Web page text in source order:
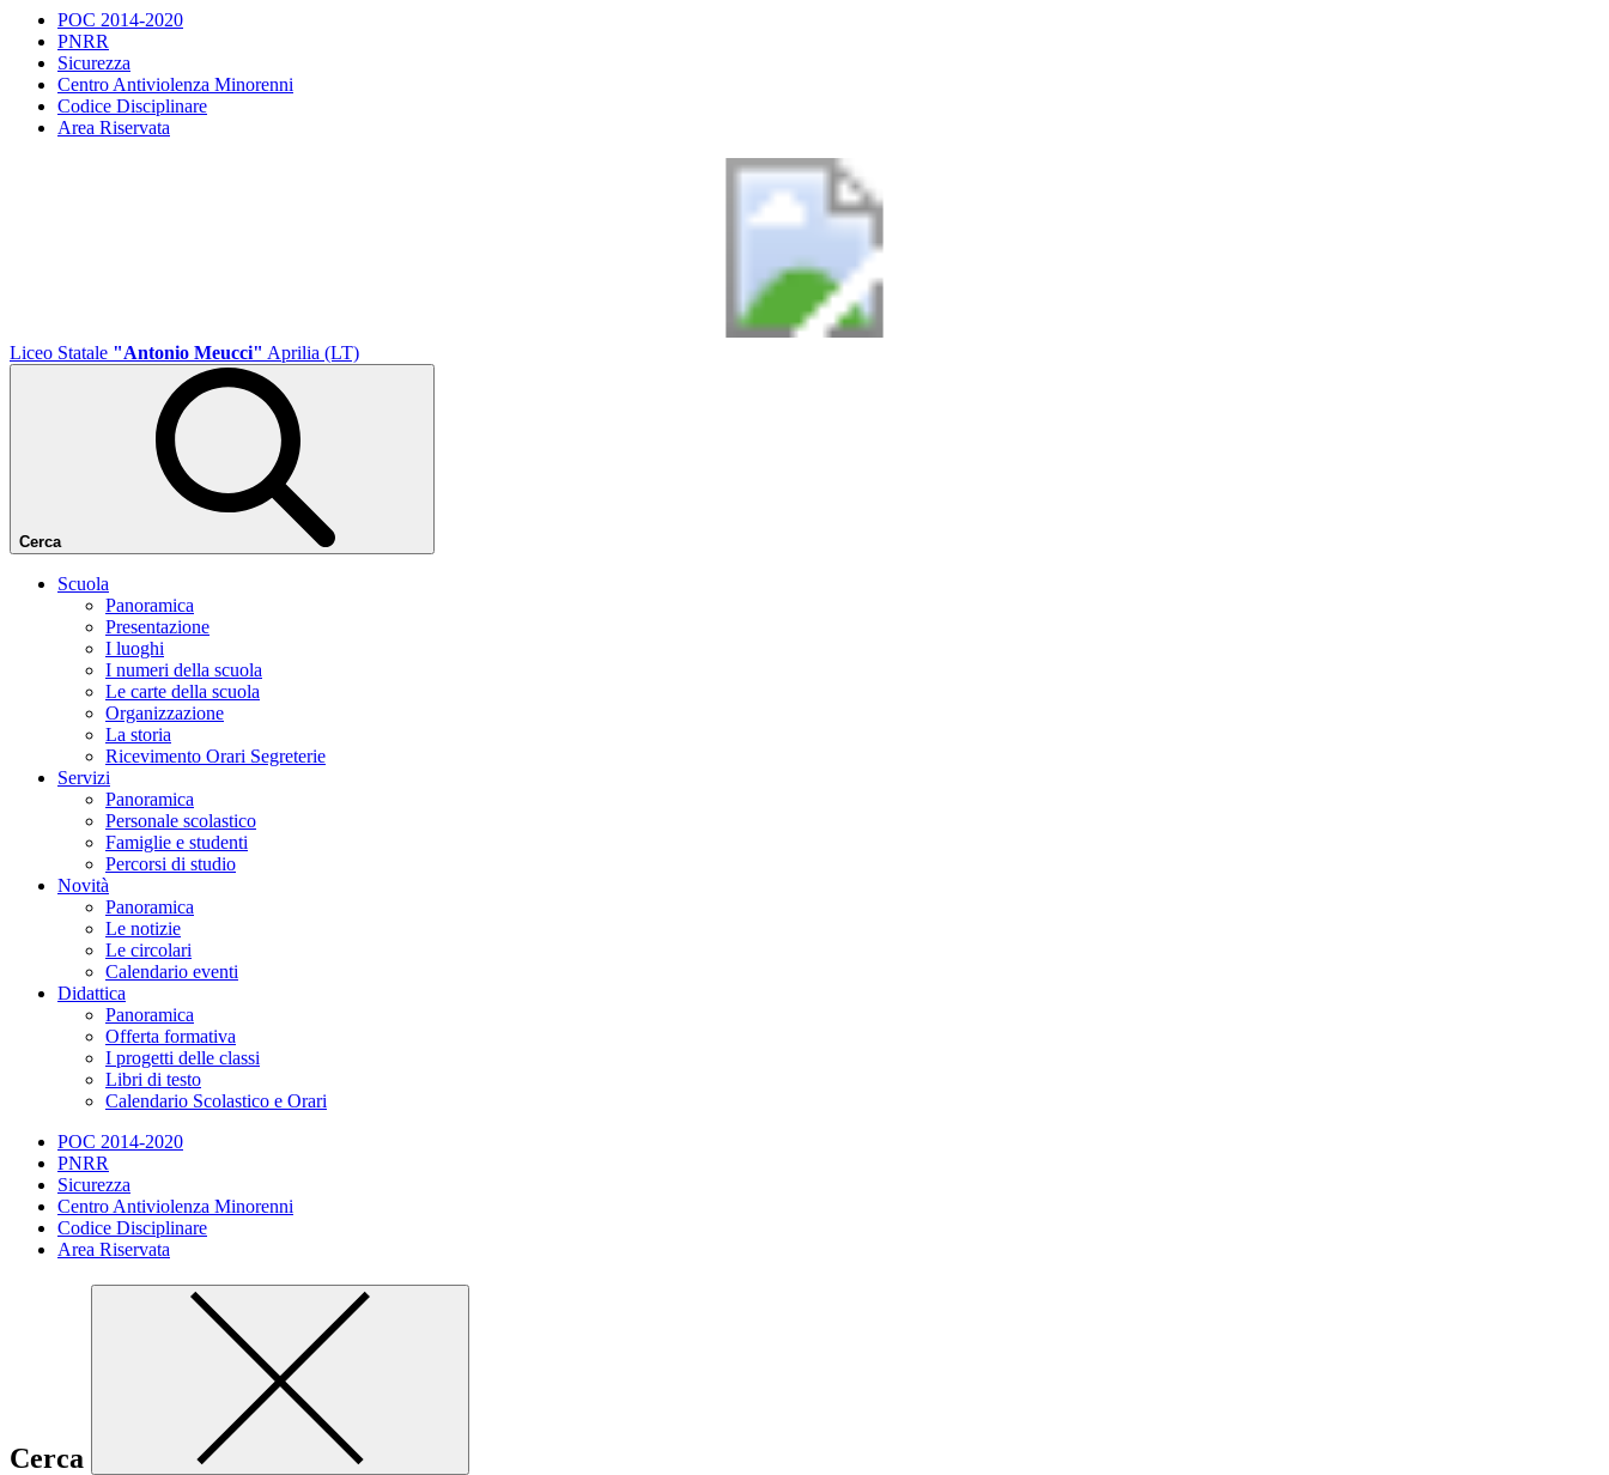
POC 2014-2020
PNRR
Sicurezza
Centro Antiviolenza Minorenni
Codice Disciplinare
Area Riservata
Liceo Statale "Antonio Meucci" Aprilia (LT)
Cerca
Scuola
Panoramica
Presentazione
I luoghi
I numeri della scuola
Le carte della scuola
Organizzazione
La storia
Ricevimento Orari Segreterie
Servizi
Panoramica
Personale scolastico
Famiglie e studenti
Percorsi di studio
Novità
Panoramica
Le notizie
Le circolari
Calendario eventi
Didattica
Panoramica
Offerta formativa
I progetti delle classi
Libri di testo
Calendario Scolastico e Orari
POC 2014-2020
PNRR
Sicurezza
Centro Antiviolenza Minorenni
Codice Disciplinare
Area Riservata
Cerca